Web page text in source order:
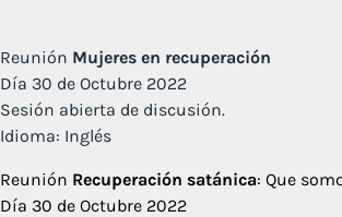
Reunión Mujeres en recuperación
Día 30 de Octubre 2022
Sesión abierta de discusión.
Idioma: Inglés
Reunión Recuperación satánica: Que
Día 30 de Octubre 2022